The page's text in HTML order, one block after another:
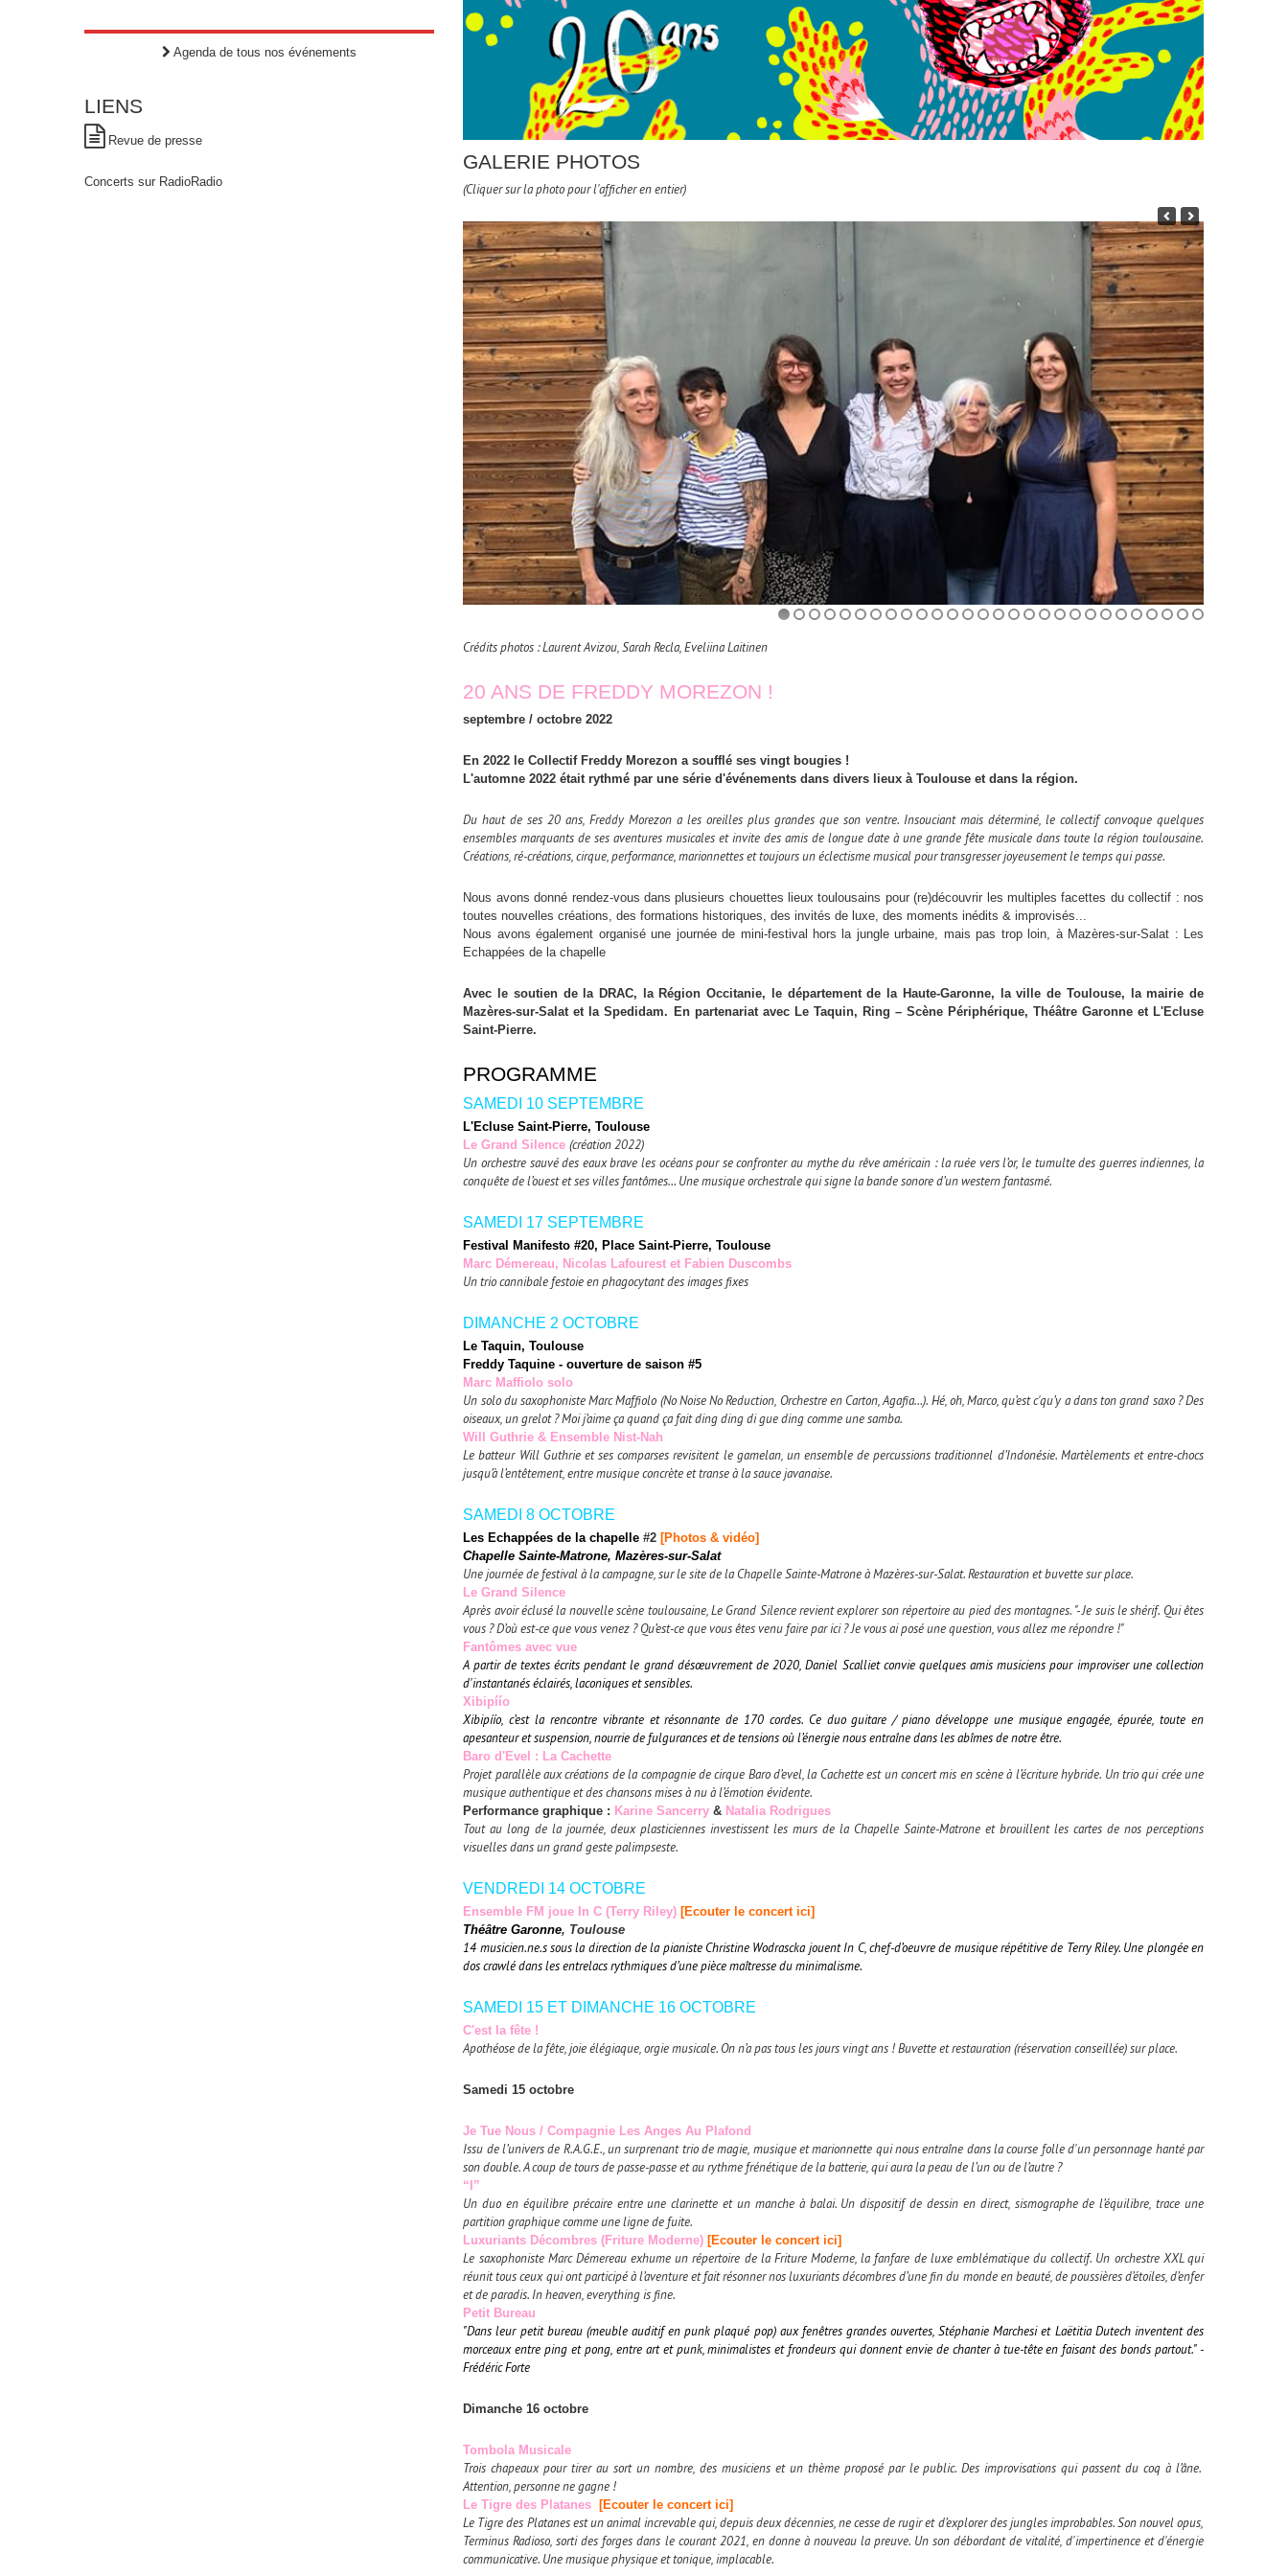
Agenda de tous nos événements
LIENS
Revue de presse
Concerts sur RadioRadio
GALERIE PHOTOS
(Cliquer sur la photo pour l'afficher en entier)
Crédits photos : Laurent Avizou, Sarah Recla, Eveliina Laitinen
20 ANS DE FREDDY MOREZON !
septembre / octobre 2022
En 2022 le Collectif Freddy Morezon a soufflé ses vingt bougies !
L'automne 2022 était rythmé par une série d'événements dans divers lieux à Toulouse et dans la région.
Du haut de ses 20 ans, Freddy Morezon a les oreilles plus grandes que son ventre. Insouciant mais déterminé, le collectif convoque quelques
ensembles marquants de ses aventures musicales et invite des amis de longue date à une grande fête musicale dans toute la région toulousaine.
Créations, ré-créations, cirque, performance, marionnettes et toujours un éclectisme musical pour transgresser joyeusement le temps qui passe.
Nous avons donné rendez-vous dans plusieurs chouettes lieux toulousains pour (re)découvrir les multiples facettes du collectif : nos
toutes nouvelles créations, des formations historiques, des invités de luxe, des moments inédits & improvisés...
Nous avons également organisé une journée de mini-festival hors la jungle urbaine, mais pas trop loin, à Mazères-sur-Salat :
Les
Echappées de la chapelle
Avec le soutien de la DRAC, la Région Occitanie, le département de la Haute-Garonne, la ville de Toulouse, la mairie de
Mazères-sur-Salat et la Spedidam. En partenariat avec Le Taquin, Ring – Scène Périphérique, Théâtre Garonne et L'Ecluse
Saint-Pierre.
PROGRAMME
SAMEDI 10 SEPTEMBRE
L'Ecluse Saint-Pierre, Toulouse
Le Grand Silence (création 2022)
Un orchestre sauvé des eaux brave les océans pour se confronter au mythe du rêve américain : la ruée vers l’or, le tumulte des guerres indiennes, la
conquête de l’ouest et ses villes fantômes… Une musique orchestrale qui signe la bande sonore d’un western fantasmé.
SAMEDI 17 SEPTEMBRE
Festival Manifesto #20, Place Saint-Pierre, Toulouse
Marc Démereau, Nicolas Lafourest et Fabien Duscombs
Un trio cannibale festoie en phagocytant des images fixes
DIMANCHE 2 OCTOBRE
Le Taquin, Toulouse
Freddy Taquine - ouverture de saison #5
Marc Maffiolo solo
Un solo du saxophoniste Marc Maffiolo (No Noise No Reduction, Orchestre en Carton, Agafia…). Hé, oh, Marco, qu’est c'qu’y a dans ton grand saxo ? Des
oiseaux, un grelot ? Moi j’aime ça quand ça fait ding ding di gue ding comme une samba.
Will Guthrie & Ensemble Nist-Nah
Le batteur Will Guthrie et ses comparses revisitent le gamelan, un ensemble de percussions traditionnel d’Indonésie. Martèlements et entre-chocs
jusqu’à l’entêtement, entre musique concrète et transe à la sauce javanaise.
SAMEDI 8 OCTOBRE
Les Echappées de la chapelle #2[Photos & vidéo]
Chapelle Sainte-Matrone, Mazères-sur-Salat
Une journée de festival à la campagne, sur le site de la Chapelle Sainte-Matrone à Mazères-sur-Salat. Restauration et buvette sur place.
Le Grand Silence
Après avoir éclusé la nouvelle scène toulousaine, Le Grand Silence revient explorer son répertoire au pied des montagnes. "- Je suis le shérif. Qui êtes
vous ? D’où est-ce que vous venez ? Qu’est-ce que vous êtes venu faire par ici ? Je vous ai posé une question, vous allez me répondre !"
Fantômes avec vue
A partir de textes écrits pendant le grand désœuvrement de 2020, Daniel Scalliet convie quelques amis musiciens pour improviser une collection
d'instantanés éclairés, laconiques et sensibles.
Xibipíío
Xibipíío, c’est la rencontre vibrante et résonnante de 170 cordes. Ce duo guitare / piano développe une musique engagée, épurée, toute en
apesanteur et suspension, nourrie de fulgurances et de tensions où l’énergie nous entraîne dans les abîmes de notre être.
Baro d'Evel : La Cachette
Projet parallèle aux créations de la compagnie de cirque Baro d’evel, la Cachette est un concert mis en scène à l’écriture hybride. Un trio qui crée une
musique authentique et des chansons mises à nu à l’émotion évidente.
Performance graphique : Karine Sancerry & Natalia Rodrigues
Tout au long de la journée, deux plasticiennes investissent les murs de la Chapelle Sainte-Matrone et brouillent les cartes de nos perceptions
visuelles dans un grand geste palimpseste.
VENDREDI 14 OCTOBRE
Ensemble FM joue In C (Terry Riley)[Ecouter le concert ici]
Théâtre Garonne, Toulouse
14 musicien.ne.s sous la direction de la pianiste Christine Wodrascka jouent In C, chef-d’oeuvre de musique répétitive de Terry Riley. Une plongée en
dos crawlé dans les entrelacs rythmiques d’une pièce maîtresse du minimalisme.
SAMEDI 15 ET DIMANCHE 16 OCTOBRE
C'est la fête !
Apothéose de la fête, joie élégiaque, orgie musicale. On n’a pas tous les jours vingt ans ! Buvette et restauration (réservation conseillée) sur place.
Samedi 15 octobre
Je Tue Nous / Compagnie Les Anges Au Plafond
Issu de l’univers de R.A.G.E., un surprenant trio de magie, musique et marionnette qui nous entraîne dans la course folle d'un personnage hanté par
son double. A coup de tours de passe-passe et au rythme frénétique de la batterie, qui aura la peau de l’un ou de l’autre ?
“I”
Un duo en équilibre précaire entre une clarinette et un manche à balai. Un dispositif de dessin en direct, sismographe de l’équilibre, trace une
partition graphique comme une ligne de fuite.
Luxuriants Décombres (Friture Moderne)[Ecouter le concert ici]
Le saxophoniste Marc Démereau exhume un répertoire de la Friture Moderne, la fanfare de luxe emblématique du collectif. Un orchestre XXL qui
réunit tous ceux qui ont participé à l’aventure et fait résonner nos luxuriants décombres d’une fin du monde en beauté, de poussières d’étoiles, d’enfer
et de paradis. In heaven, everything is fine.
Petit Bureau
"Dans leur petit bureau (meuble auditif en punk plaqué pop) aux fenêtres grandes ouvertes, Stéphanie Marchesi et Laëtitia Dutech inventent des
morceaux entre ping et pong, entre art et punk, minimalistes et frondeurs qui donnent envie de chanter à tue-tête en faisant des bonds partout." -
Frédéric Forte
Dimanche 16 octobre
Tombola Musicale
Trois chapeaux pour tirer au sort un nombre, des musiciens et un thème proposé par le public. Des improvisations qui passent du coq à l’âne.
Attention, personne ne gagne !
Le Tigre des Platanes [Ecouter le concert ici]
Le Tigre des Platanes est un animal increvable qui, depuis deux décennies, ne cesse de rugir et d’explorer des jungles improbables. Son nouvel opus,
Terminus Radioso, sorti des forges dans le courant 2021, en donne à nouveau la preuve. Un son débordant de vitalité, d'impertinence et d'énergie
communicative. Une musique physique et tonique, implacable.